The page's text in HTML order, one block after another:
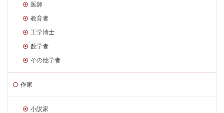
医師
教育者
工学博士
数学者
その他学者
作家
小説家